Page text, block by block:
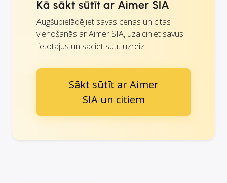
Kā sākt sūtīt ar Aimer SIA
Augšupielādējiet savas cenas un citas
vienošanās ar Aimer SIA, uzaiciniet savus
lietotājus un sāciet sūtīt uzreiz.
Sākt sūtīt ar Aimer
SIA un citiem